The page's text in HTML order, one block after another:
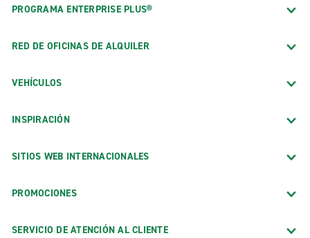
PROGRAMA ENTERPRISE PLUS®
RED DE OFICINAS DE ALQUILER
VEHÍCULOS
INSPIRACIÓN
SITIOS WEB INTERNACIONALES
PROMOCIONES
SERVICIO DE ATENCIÓN AL CLIENTE